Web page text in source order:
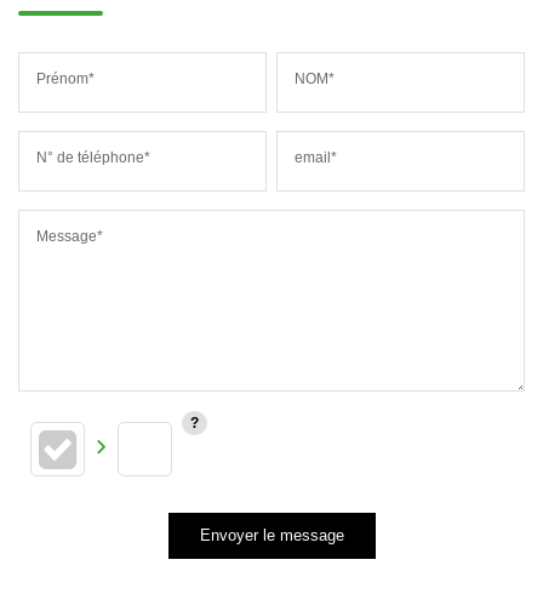
Prénom* NOM*
N° de téléphone* email*
Message*
Envoyer le message